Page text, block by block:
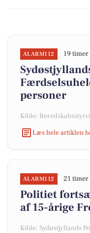
ALARM112 19 timer
personer
Kilde:
Læs hele artiklen
ALARM112 21 timer
Politiet
af 15-årige
Kilde: Sydøstjyllands